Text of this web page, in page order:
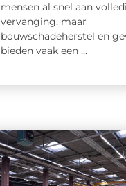
mensen al snel aan
vervanging, maar
bouwschadeherstel en
bieden vaak een ...